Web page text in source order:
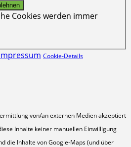
Cookies werden immer
Cookie-Details
von/an externen Medien akzeptiert
Inhalte keiner manuellen Einwilligung
die Inhalte von Google-Maps (und über